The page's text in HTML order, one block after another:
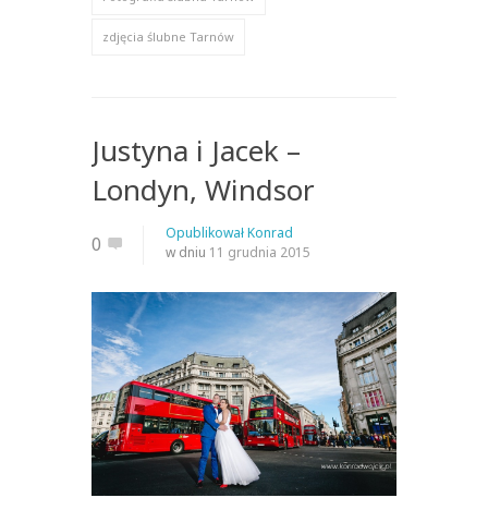
zdjęcia ślubne Tarnów
Justyna i Jacek –
Londyn, Windsor
0 OpublikowałKonrad
w dniu 11 grudnia 2015